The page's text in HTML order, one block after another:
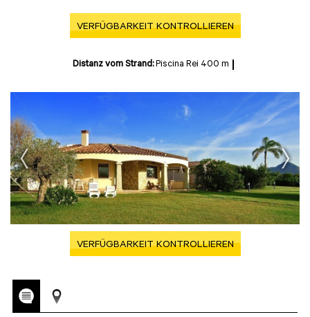
VERFÜGBARKEIT KONTROLLIEREN
Distanz vom Strand:Piscina Rei 400 m
VERFÜGBARKEIT KONTROLLIEREN